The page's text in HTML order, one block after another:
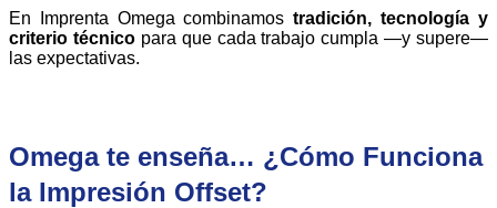
En Imprenta Omega combinamostradición, tecnología y
criterio técnicopara que cada trabajo cumpla —y supere—
las expectativas.
Omega te enseña… ¿Cómo Funciona
la Impresión Offset?